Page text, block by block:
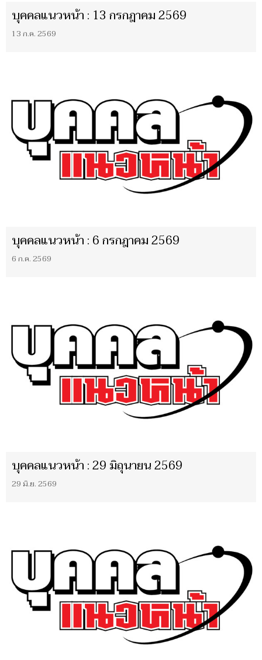
บุคคลแนวหน้า : 13 กรกฎาคม 2569
13 ก.ค. 2569
บุคคลแนวหน้า : 6 กรกฎาคม 2569
6 ก.ค. 2569
บุคคลแนวหน้า : 29 มิถุนายน 2569
29 มิ.ย. 2569